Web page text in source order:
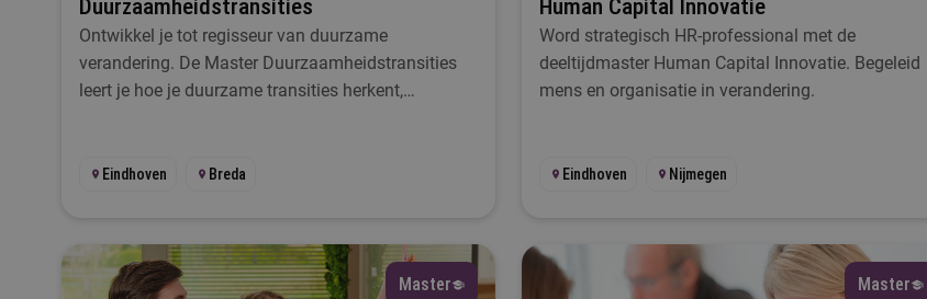
Ik wil iets met...
Selecteer
Lesplaats
Duurzaamheidstransities
Ontwikkel je tot regisseur van duurzame
verandering. De Master Duurzaamheidstransities
leert je hoe je duurzame transities herkent,
Eindhoven Breda
Human Capital Innovatie
Word strategisch HR-professional met de
deeltijdmaster Human Capital Innovatie. Begeleid
mens en organisatie in verandering.
Eindhoven Nijmegen
Master Master